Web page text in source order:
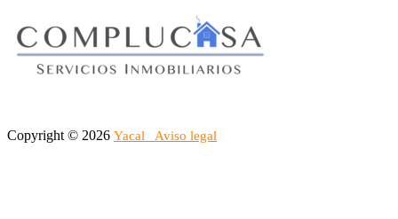
Copyright © 2026 Yacal Aviso legal